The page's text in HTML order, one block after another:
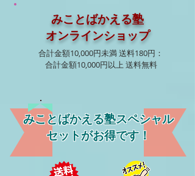
みことばかえる塾
オンラインショップ
合計金額10,000円未満 送料180円：
合計金額10,000円以上 送料無料
みことばかえる塾スペシャル
セットがお得です！